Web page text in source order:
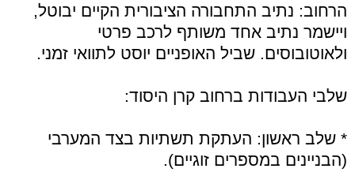
הרחוב: נתיב התחבורה הציבורית הקיים יבוטל,
ויישמר נתיב אחד משותף לרכב פרטי
ולאוטובוסים. שביל האופניים יוסט לתוואי זמני.
שלבי העבודות ברחוב קרן היסוד:
* שלב ראשון: העתקת תשתיות בצד המערבי
(הבניינים במספרים זוגיים).